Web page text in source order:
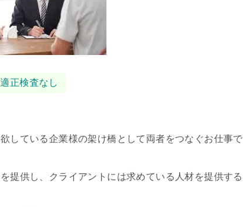
適正検査なし
している企業様の架け橋として両者をつなぐお仕事で
提供し、クライアントには求めている人材を提供する